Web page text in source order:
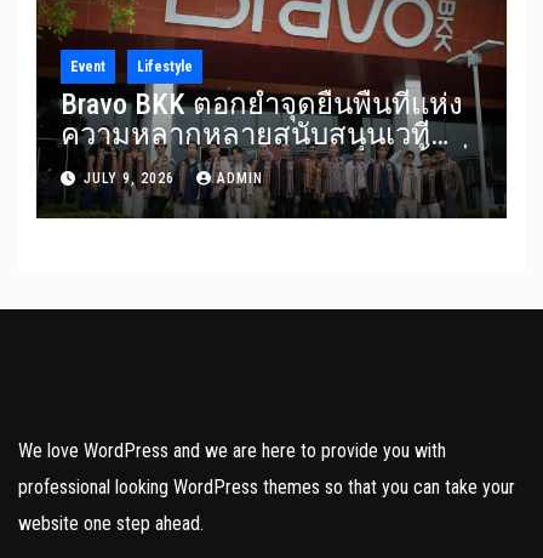
Event Lifestyle
Bravo BKK ตอกย้ำจุดยืนพื้นที่แห่ง
ความหลากหลายสนับสนุนเวที
Mister Gay Thailand 2026 เปิดพื้นที่
ส่งต่อแรงบันดาลใจและความเท่า
เทียมสู่สังคม
JULY 9, 2026 ADMIN
We love WordPress and we are here to provide you with
professional looking WordPress themes so that you can take your
website one step ahead.